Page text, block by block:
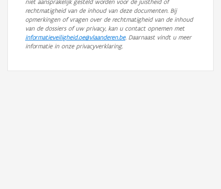
niet aansprakelijk gesteld worden voor de juistheid of
rechtmatigheid van de inhoud van deze documenten. Bij
opmerkingen of vragen over de rechtmatigheid van de inhoud
van de dossiers of uw privacy, kan u contact opnemen met
informatieveiligheid.oe@vlaanderen.be. Daarnaast vindt u meer
informatie in onze privacyverklaring.